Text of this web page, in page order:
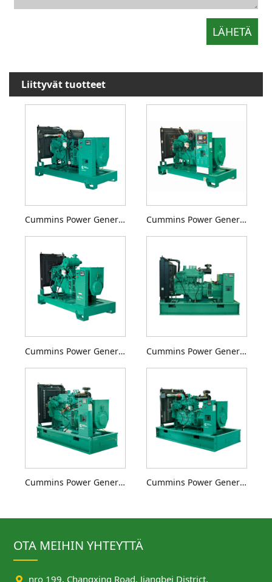
Liittyvät tuotteet
Cummins Power Generation C80D5 -dieselgeneraattorisarja Cummins Power Generation C110D5 dieselgeneraattorisarja
Cummins Power Generation C150D5 dieselgeneraattorisarja Cummins Power Generation C175D5 -dieselgeneraattorisarja
Cummins Power Generation C200D5 -dieselgeneraattorisarja Cummins Power Generation C220D5 -dieselgeneraattorisarja
OTA MEIHIN YHTEYTTÄ
 nro 199, Changxing Road, Jiangbei District,